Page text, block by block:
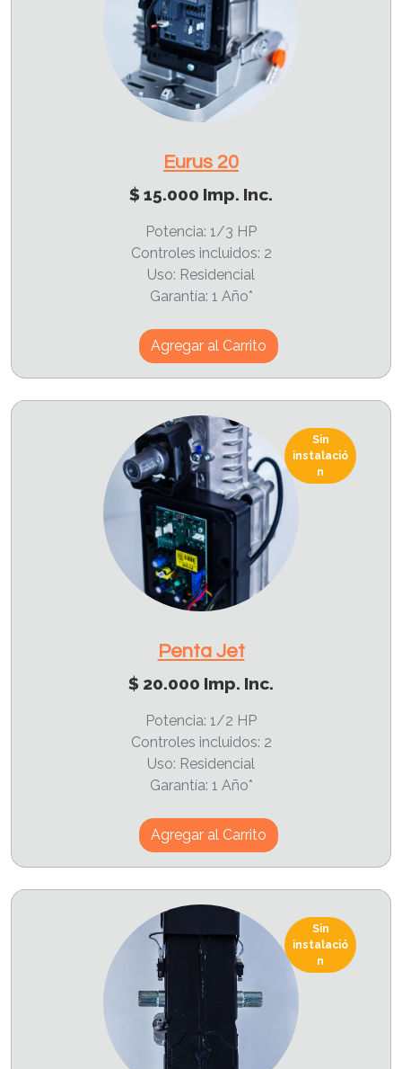
Eurus 20
$ 15.000 Imp. Inc.
Potencia: 1/3 HP
Controles incluidos: 2
Uso: Residencial
Garantía: 1 Año*
Agregar al Carrito
Sin
instalació
n
Penta Jet
$ 20.000 Imp. Inc.
Potencia: 1/2 HP
Controles incluidos: 2
Uso: Residencial
Garantía: 1 Año*
Agregar al Carrito
Sin
instalació
n